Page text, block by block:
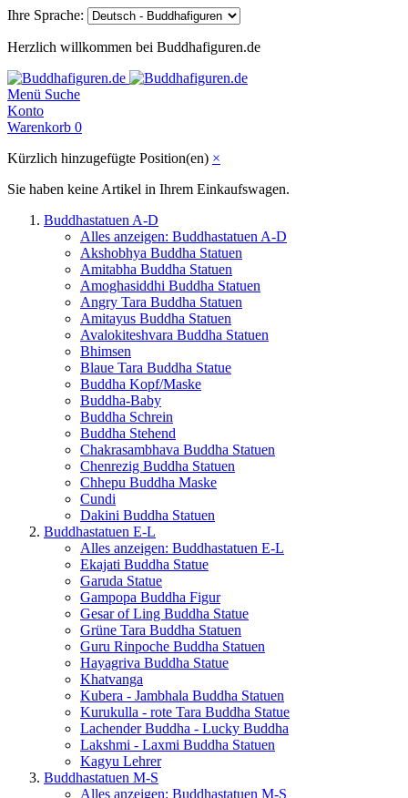
Ihre Sprache:
Herzlich willkommen bei Buddhafiguren.de
Menü Suche
Konto
Warenkorb 0
Kürzlich hinzugefügte Position(en) ×
Sie haben keine Artikel in Ihrem Einkaufswagen.
Buddhastatuen A-D
Alles anzeigen: Buddhastatuen A-D
Akshobhya Buddha Statuen
Amitabha Buddha Statuen
Amoghasiddhi Buddha Statuen
Angry Tara Buddha Statuen
Amitayus Buddha Statuen
Avalokiteshvara Buddha Statuen
Bhimsen
Blaue Tara Buddha Statue
Buddha Kopf/Maske
Buddha-Baby
Buddha Schrein
Buddha Stehend
Chakrasambhava Buddha Statuen
Chenrezig Buddha Statuen
Chhepu Buddha Maske
Cundi
Dakini Buddha Statuen
Buddhastatuen E-L
Alles anzeigen: Buddhastatuen E-L
Ekajati Buddha Statue
Garuda Statue
Gampopa Buddha Figur
Gesar of Ling Buddha Statue
Grüne Tara Buddha Statuen
Guru Rinpoche Buddha Statuen
Hayagriva Buddha Statue
Khatvanga
Kubera - Jambhala Buddha Statuen
Kurukulla - rote Tara Buddha Statue
Lachender Buddha - Lucky Buddha
Lakshmi - Laxmi Buddha Statuen
Kagyu Lehrer
Buddhastatuen M-S
Alles anzeigen: Buddhastatuen M-S